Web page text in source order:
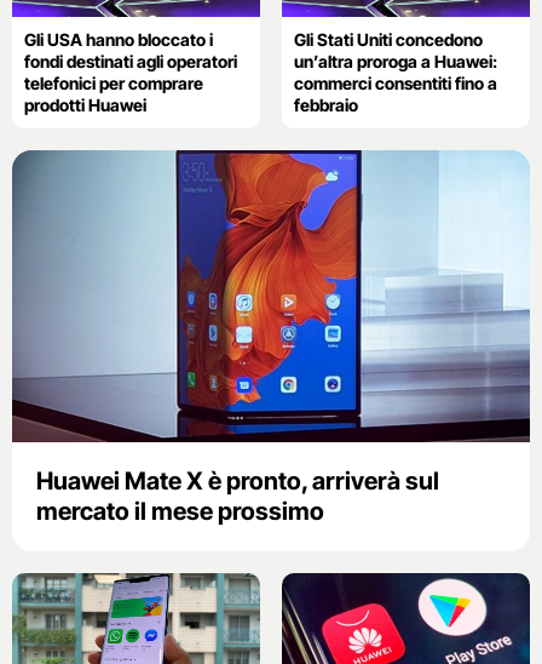
Gli USA hanno bloccato i
fondi destinati agli operatori
telefonici per comprare
prodotti Huawei
Gli Stati Uniti concedono
un’altra proroga a Huawei:
commerci consentiti fino a
febbraio
Huawei Mate X è pronto, arriverà sul
mercato il mese prossimo